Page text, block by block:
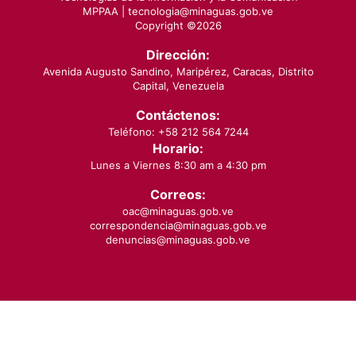
MPPAA | tecnologia@minaguas.gob.ve
Copyright ©2026
Dirección:
Avenida Augusto Sandino, Maripérez, Caracas, Distrito
Capital, Venezuela
Contáctenos:
Teléfono: +58 212 564 7244
Horario:
Lunes a Viernes 8:30 am a 4:30 pm
Correos:
oac@minaguas.gob.ve
correspondencia@minaguas.gob.ve
denuncias@minaguas.gob.ve